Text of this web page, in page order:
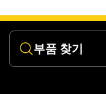
부품 찾기